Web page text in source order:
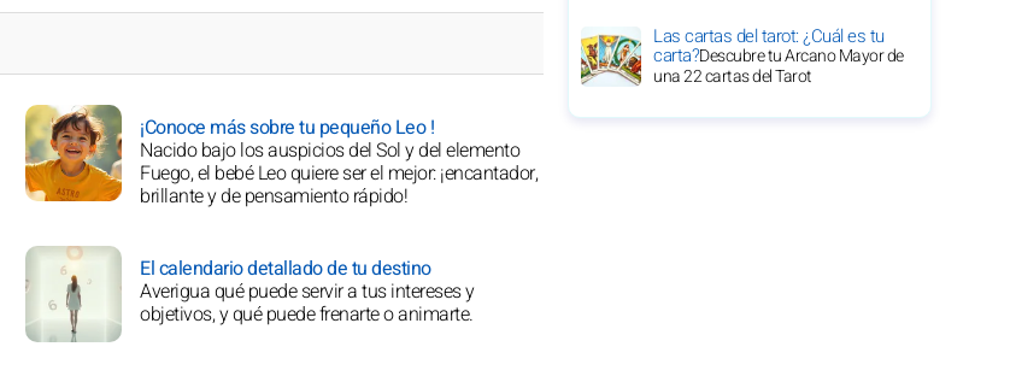
¡Conoce más sobre tu pequeño Leo !
Nacido bajo los auspicios del Sol y del elemento
Fuego, el bebé Leo quiere ser el mejor: ¡encantador,
brillante y de pensamiento rápido!
El calendario detallado de tu destino
Averigua qué puede servir a tus intereses y
objetivos, y qué puede frenarte o animarte.
Las cartas del tarot: ¿Cuál es tu
carta?Descubre tu Arcano Mayor de
una 22 cartas del Tarot